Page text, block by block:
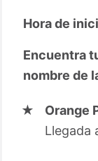
Hora de
Encuentra
nombre de
Orange
Llegada